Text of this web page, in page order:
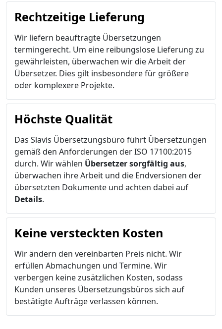
Rechtzeitige Lieferung
Wir liefern beauftragte Übersetzungen
termingerecht. Um eine reibungslose Lieferung zu
gewährleisten, überwachen wir die Arbeit der
Übersetzer. Dies gilt insbesondere für größere
oder komplexere Projekte.
Höchste Qualität
Das Slavis Übersetzungsbüro führt Übersetzungen
gemäß den Anforderungen der ISO 17100:2015
durch. Wir wählen Übersetzer sorgfältig aus,
überwachen ihre Arbeit und die Endversionen der
übersetzten Dokumente und achten dabei auf
Details.
Keine versteckten Kosten
Wir ändern den vereinbarten Preis nicht. Wir
erfüllen Abmachungen und Termine. Wir
verbergen keine zusätzlichen Kosten, sodass
Kunden unseres Übersetzungsbüros sich auf
bestätigte Aufträge verlassen können.